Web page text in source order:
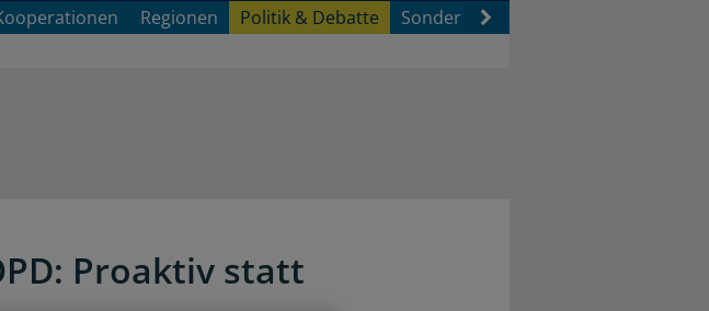
Regionen Politik & Debatte Sonderberichte
Proaktiv statt